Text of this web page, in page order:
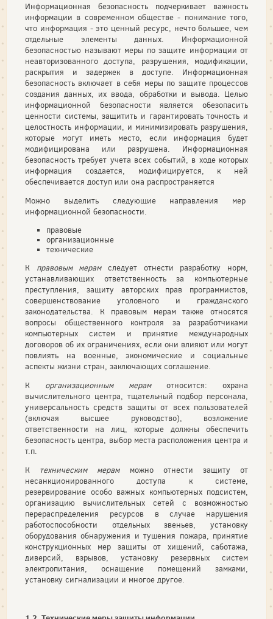
Информационная безопасность подчеркивает важность
информации в современном обществе - понимание того,
что информация - это ценный ресурс, нечто большее, чем
отдельные элементы данных. Информационной
безопасностью называют меры по защите информации от
неавторизованного доступа, разрушения, модификации,
раскрытия и задержек в доступе. Информационная
безопасность включает в себя меры по защите процессов
создания данных, их ввода, обработки и вывода. Целью
информационной безопасности является обезопасить
ценности системы, защитить и гарантировать точность и
целостность информации, и минимизировать разрушения,
которые могут иметь место, если информация будет
модифицирована или разрушена. Информационная
безопасность требует учета всех событий, в ходе которых
информация создается, модифицируется, к ней
обеспечивается доступ или она распространяется
Можно выделить следующие направления мер
информационной безопасности.
правовые
организационные
технические
К правовым мерамследует отнести разработку норм,
устанавливающих ответственность за компьютерные
преступления, защиту авторских прав программистов,
совершенствование уголовного и гражданского
законодательства. К правовым мерам также относятся
вопросы общественного контроля за разработчиками
компьютерных систем и принятие международных
договоров об их ограничениях, если они влияют или могут
повлиять на военные, экономические и социальные
аспекты жизни стран, заключающих соглашение.
К организационным мерамотносится: охрана
вычислительного центра, тщательный подбор персонала,
универсальность средств защиты от всех пользователей
(включая высшее руководство), возложение
ответственности на лиц, которые должны обеспечить
безопасность центра, выбор места расположения центра и
т.п.
К техническим мерамможно отнести защиту от
несанкционированного доступа к системе,
резервирование особо важных компьютерных подсистем,
организацию вычислительных сетей с возможностью
перераспределения ресурсов в случае нарушения
работоспособности отдельных звеньев, установку
оборудования обнаружения и тушения пожара, принятие
конструкционных мер защиты от хищений, саботажа,
диверсий, взрывов, установку резервных систем
электропитания, оснащение помещений замками,
установку сигнализации и многое другое.